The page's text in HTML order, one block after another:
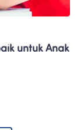
untuk Anak